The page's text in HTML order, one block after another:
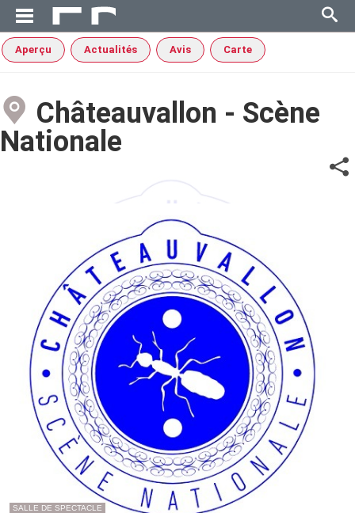
Aperçu Actualités Avis Carte
Châteauvallon - Scène
Nationale
SALLE DE SPECTACLE